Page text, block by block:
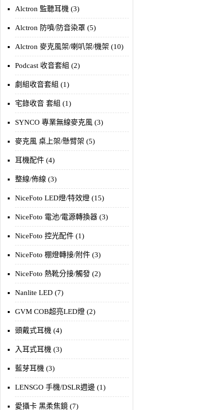
Alctron 監聽耳機 (3)
Alctron 防噴/防音染罩 (5)
Alctron 麥克風架/喇叭架/機架 (10)
Podcast 收音套組 (2)
劇組收音套組 (1)
宅錄收音 套組 (1)
SYNCO 專業無線麥克風 (3)
麥克風 桌上架/懸臂架 (5)
耳機配件 (4)
整線/佈線 (3)
NiceFoto LED燈/特效燈 (15)
NiceFoto 電池/電源轉換器 (3)
NiceFoto 控光配件 (1)
NiceFoto 棚燈轉接/附件 (3)
NiceFoto 熱靴分接/觸發 (2)
Nanlite LED (7)
GVM COB超亮LED燈 (2)
頭戴式耳機 (4)
入耳式耳機 (3)
藍芽耳機 (3)
LENSGO 手機/DSLR週邊 (1)
愛攝卡 黑柔焦鏡 (7)